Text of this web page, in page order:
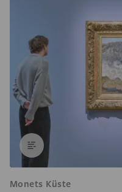
Monets Küste